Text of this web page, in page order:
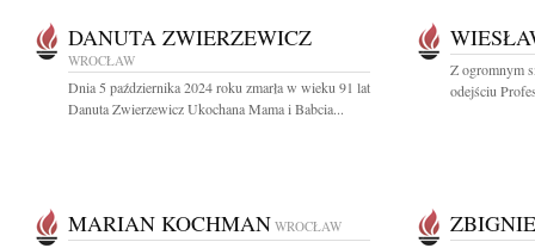
DANUTA ZWIERZEWICZ
WROCŁAW
Dnia 5 października 2024 roku zmarła w wieku 91 lat
Danuta Zwierzewicz Ukochana Mama i Babcia...
Z ogromnym
odejściu
MARIAN KOCHMAN WROCŁAW